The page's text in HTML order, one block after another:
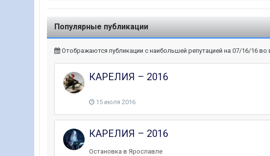
Популярные публикации
Отображаются публикации с наибольшей репутацией на 07/16/16 во
КАРЕЛИЯ – 2016
15 июля 2016
КАРЕЛИЯ – 2016
Остановка в Ярославле